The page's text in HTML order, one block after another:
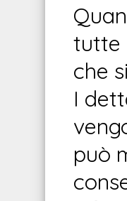
tutte
che
I
può